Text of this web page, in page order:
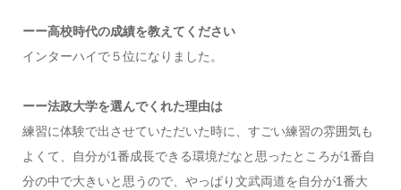
ーー高校時代の成績を教えてください
インターハイで５位になりました。
ーー法政大学を選んでくれた理由は
練習に体験で出させていただいた時に、すごい練習の雰囲気も
よくて、自分が1番成長できる環境だなと思ったところが1番自
分の中で大きいと思うので、やっぱり文武両道を自分が1番大